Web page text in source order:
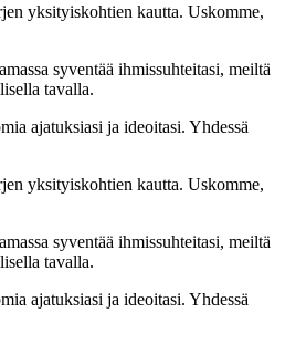
yksityiskohtien kautta. Uskomme,
syventää ihmissuhteitasi, meiltä
tavalla.
ajatuksiasi ja ideoitasi. Yhdessä
yksityiskohtien kautta. Uskomme,
syventää ihmissuhteitasi, meiltä
tavalla.
ajatuksiasi ja ideoitasi. Yhdessä